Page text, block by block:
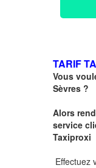
TARIF
Vous
Sèvres ?
Alors
service
Taxiproxi
Effectuez